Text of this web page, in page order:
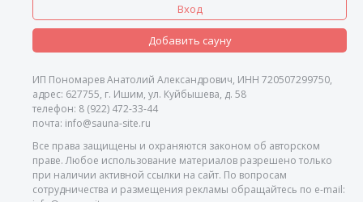
Вход
Добавить сауну
ИП Пономарев Анатолий Александрович, ИНН 720507299750,
адрес: 627755, г. Ишим, ул. Куйбышева, д. 58
телефон: 8 (922) 472-33-44
почта: info@sauna-site.ru
Все права защищены и охраняются законом об авторском
праве. Любое использование материалов разрешено только
при наличии активной ссылки на сайт. По вопросам
сотрудничества и размещения рекламы обращайтесь по e-mail: